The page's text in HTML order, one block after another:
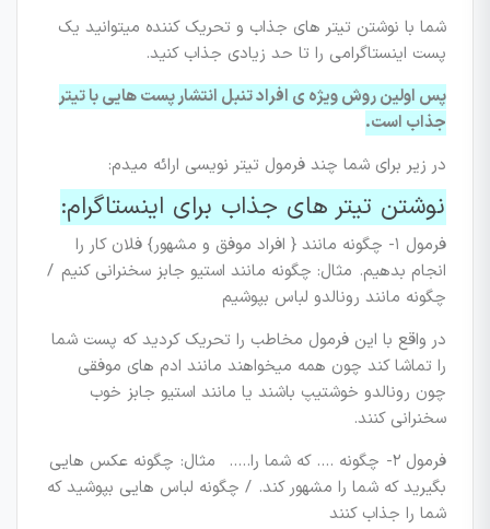
شما با نوشتن تیتر های جذاب و تحریک کننده میتوانید یک
پست اینستاگرامی را تا حد زیادی جذاب کنید.
پس اولین روش ویژه ی افراد تنبل انتشار پست هایی با تیتر
جذاب است.
در زیر برای شما چند فرمول تیتر نویسی ارائه میدم:
نوشتن تیتر های جذاب برای اینستاگرام:
فرمول ۱- چگونه مانند { افراد موفق و مشهور} فلان کار را
انجام بدهیم. مثال: چگونه مانند استیو جابز سخنرانی کنیم /
چگونه مانند رونالدو لباس بپوشیم
در واقع با این فرمول مخاطب را تحریک کردید که پست شما
را تماشا کند چون همه میخواهند مانند ادم های موفقی
چون رونالدو خوشتیپ باشند یا مانند استیو جابز خوب
سخنرانی کنند.
فرمول ۲- چگونه …. که شما را….. مثال: چگونه عکس هایی
بگیرید که شما را مشهور کند. / چگونه لباس هایی بپوشید که
شما را جذاب کنند